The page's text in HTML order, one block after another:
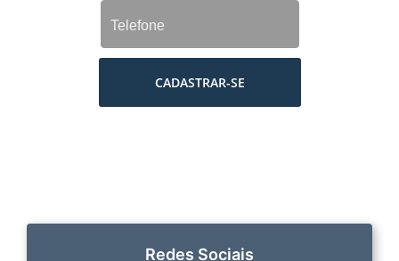
CADASTRAR-SE
Redes Sociais